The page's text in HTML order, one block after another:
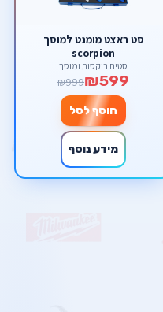
סט ראצט מומנט למוסך
scorpion
סטים בוקסות ומוסך
₪599
₪999
הוסף לסל
מידע נוסף